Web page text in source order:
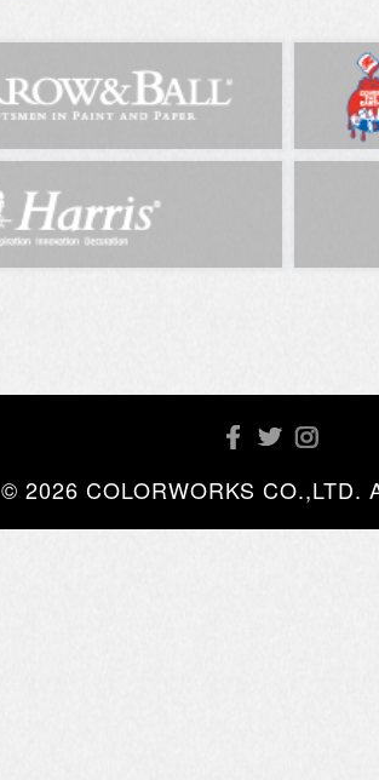
© 2026 COLORWORKS CO.,LTD.